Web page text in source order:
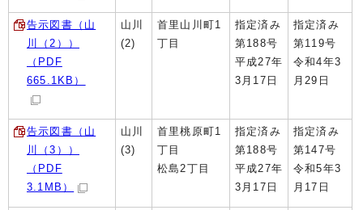
告示図書（山
川（2））
（PDF
665.1KB）
山川
(2)
首里山川町1
丁目
指定済み
第188号
平成27年
3月17日
指定済み
第119号
令和4年3
月29日
告示図書（山
川（3））
（PDF
3.1MB）
山川
(3)
首里桃原町1
丁目
松島2丁目
指定済み
第188号
平成27年
3月17日
指定済み
第147号
令和5年3
月17日